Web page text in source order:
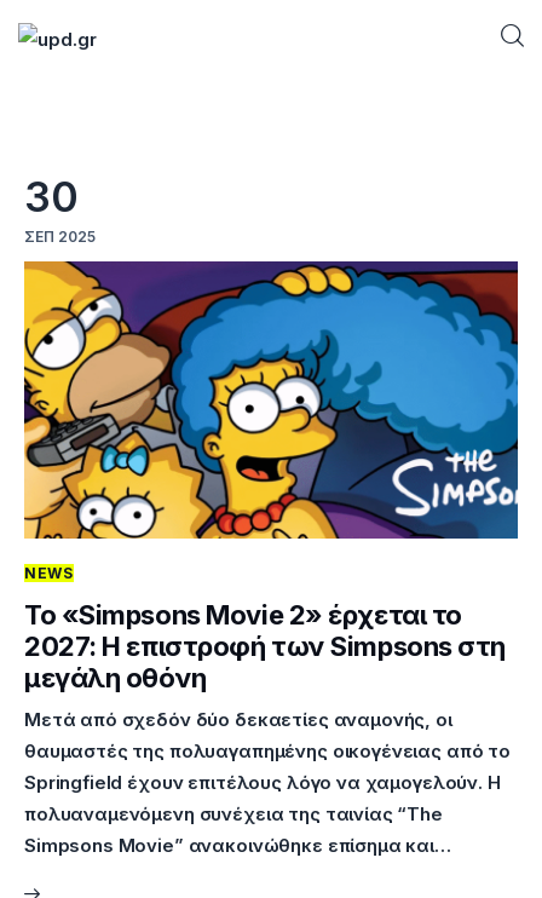
Games
Futuring
AI news
How To
Blog
30
ΣΕΠ 2025
NEWS
Το «Simpsons Movie 2» έρχεται το
2027: Η επιστροφή των Simpsons στη
μεγάλη οθόνη
Μετά από σχεδόν δύο δεκαετίες αναμονής, οι
θαυμαστές της πολυαγαπημένης οικογένειας από το
Springfield έχουν επιτέλους λόγο να χαμογελούν. Η
πολυαναμενόμενη συνέχεια της ταινίας “The
Simpsons Movie” ανακοινώθηκε επίσημα και…